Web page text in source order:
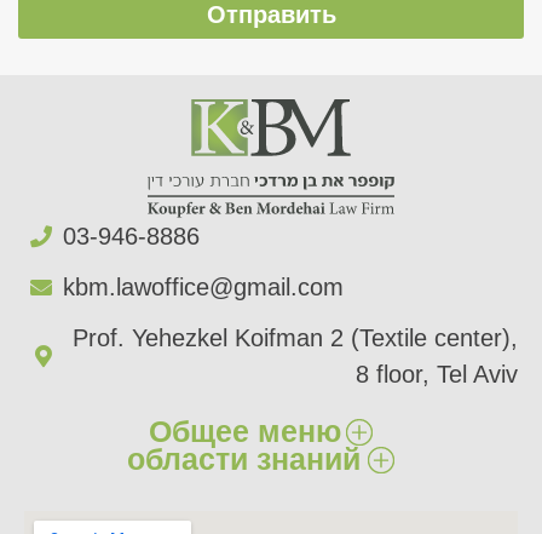
Отправить
03-946-8886​
kbm.lawoffice@gmail.com​
Prof. Yehezkel Koifman 2 (Textile center),
8 floor, Tel Aviv
Общее меню
главный
области знаний